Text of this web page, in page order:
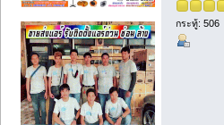
กระทู้: 506